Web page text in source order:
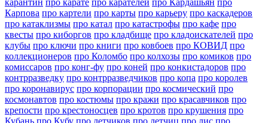
карантин про карате про карателей про Кардашьян про
Карпова про картели про карты про карьеру про каскадеров
про катаклизмы про катал про катастрофы про кафе про
квесты про киборгов про кладбище про кладоискателей про
клубы про ключи про книги про ковбоев про КОВИД про
коллекционеров про Коломбо про колхозы про комиков про
комиссаров про конг-фу про коней про конкистадоров про
контрразведку про контрразведчиков про копа про королев
про коронавирус про корпорации про космический про
космонавтов про костюмы про кражи про красавчиков про
крепости про крестоносцев про кротов про крушения про